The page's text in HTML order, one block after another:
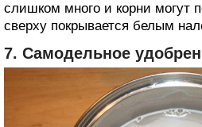
слишком много и корни могут
сверху покрывается белым
7. Самодельное